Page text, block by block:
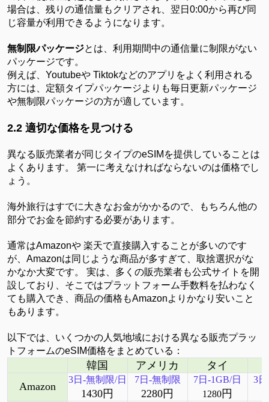
場合は、残りの通信量もクリアされ、翌日0:00から再び同
じ容量が利用できるようになります。
無制限パッケージとは、利用期間中の通信量に制限がない
パッケージです。
例えば、 Youtubeや Tiktokなどのアプリをよく利用される
方には、定額タイプパッケージよりも毎日更新パッケージ
や無制限パッケージの方が適しています。
2.2 適切な価格を見つける
異なる販売業者が同じタイプのeSIMを提供していることは
よくあります。 第一に考えなければならないのは価格でし
ょう。
海外旅行はすでに大きなお金がかかるので、もちろん他の
部分でお金を節約する必要があります。
通常はAmazonや 楽天で直接購入することが多いのです
が、Amazonは同じような商品が多すぎて、取捨選択がな
かなか大変です。 実は、多くの販売業者も公式サイトを開
設しており、そこではプラットフォーム手数料を払わなく
ても購入でき、商品の価格もAmazonよりかなり安いこと
もあります。
以下では、いくつかの人気地域における異なる販売プラッ
トフォームのeSIM価格をまとめている：
韓国 アメリカ タイ
Amazon
3日-無制限/日
1430円
7日-無制限
2280円
7日-1GB/日
1280円
3